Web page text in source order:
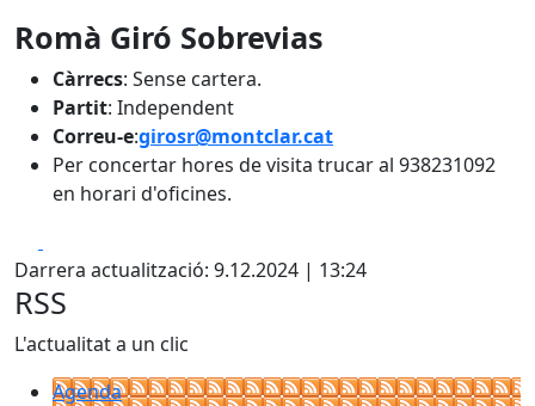
Romà Giró Sobrevias
Càrrecs: Sense cartera.
Partit: Independent
Correu-e:girosr@montclar.cat
Per concertar hores de visita trucar al 938231092
en horari d'oficines.
Darrera actualització: 9.12.2024 | 13:24
RSS
L'actualitat a un clic
Agenda